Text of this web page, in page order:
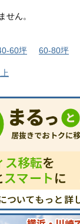
せん。
60坪 60-80坪